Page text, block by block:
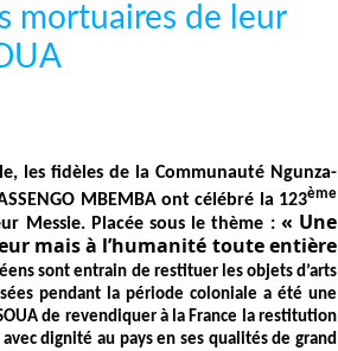
mortuaires de leur
les fidèles de la Communauté Ngunza-
MBEMBA ont célébré la 123ème
Messie. Placée sous le thème :« Une
mais à l’humanité toute entière
sont entrain de restituer les objets d’arts
pendant la période coloniale a été une
de revendiquer à la France la restitution
dignité au pays en ses qualités de grand